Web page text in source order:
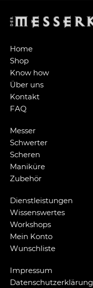
Home
Shop
Know how
Über uns
Kontakt
FAQ
Messer
Schwerter
Scheren
Maniküre
Zubehör
Dienstleistungen
Wissenswertes
Workshops
Mein Konto
Wunschliste
Impressum
Datenschutzerklärung